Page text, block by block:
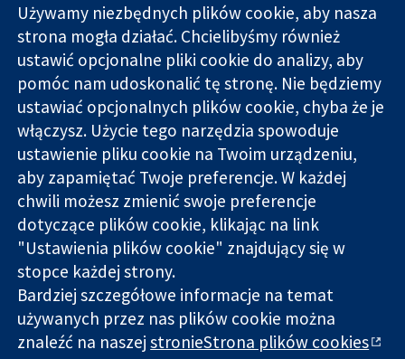
Wiarygodne dane
naukowe.
Świadome
decyzje.
Lepsze zdrowie.
11-13 Cavendish
Square
Londyn
W1G 0AN
Wielka Brytania
Kontakt
Nowości
Biuro
prasowe
O nas
Praca
Cochrane
Library
Cochrane Collaboration to organizacja charytatywna (nr
1045921) i spółka z ograniczoną odpowiedzialnością (nr
03044323) zarejestrowana w Anglii i Walii. Numer rejestracyjny
VAT GB 718
Copyright © 2026 The Cochrane Collaboration
Używamy niezbędnych plików cookie, aby nasza
strona mogła działać. Chcielibyśmy również
ustawić opcjonalne pliki cookie do analizy, aby
pomóc nam udoskonalić tę stronę. Nie będziemy
ustawiać opcjonalnych plików cookie, chyba że je
włączysz. Użycie tego narzędzia spowoduje
ustawienie pliku cookie na Twoim urządzeniu,
aby zapamiętać Twoje preferencje. W każdej
chwili możesz zmienić swoje preferencje
dotyczące plików cookie, klikając na link
"Ustawienia plików cookie" znajdujący się w
stopce każdej strony.
Bardziej szczegółowe informacje na temat
używanych przez nas plików cookie można
znaleźć na naszejstronieStrona plików cookies